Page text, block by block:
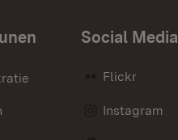
Social Media
Flickr
Instagram